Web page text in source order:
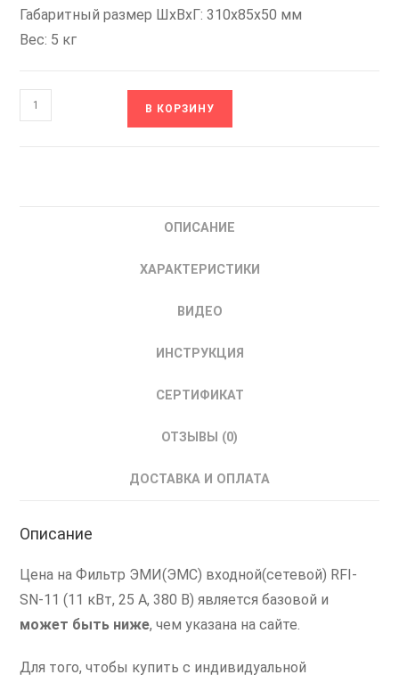
Габаритный размер ШхВхГ: 310x85x50 мм
Вес: 5 кг
Количество
товара
В КОРЗИНУ
ОПИСАНИЕ
ХАРАКТЕРИСТИКИ
ВИДЕО
ИНСТРУКЦИЯ
СЕРТИФИКАТ
ОТЗЫВЫ (0)
ДОСТАВКА И ОПЛАТА
Описание
Цена на Фильтр ЭМИ(ЭМС) входной(сетевой) RFI-
SN-11 (11 кВт, 25 А, 380 В) является базовой и
может быть ниже, чем указана на сайте.
Для того, чтобы купить с индивидуальной